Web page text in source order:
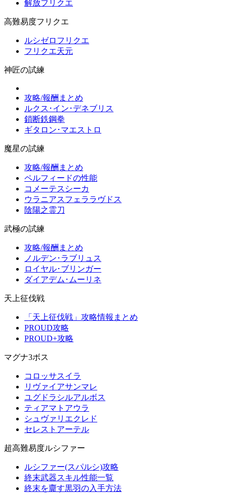
解放フリクエ
高難易度フリクエ
ルシゼロフリクエ
フリクエ天元
神匠の試練
攻略/報酬まとめ
ルクス･イン･デネブリス
鎖断鉄鋼拳
ギタロン･マエストロ
魔星の試練
攻略/報酬まとめ
ペルフィードの性能
コメーテスシーカ
ウラニアスフェララヴドス
陰陽之霊刀
武極の試練
攻略/報酬まとめ
ノルデン･ラブリュス
ロイヤル･ブリンガー
ダイアデム･ムーリネ
天上征伐戦
「天上征伐戦」攻略情報まとめ
PROUD攻略
PROUD+攻略
マグナ3ボス
コロッサスイラ
リヴァイアサンマレ
ユグドラシルアルボス
ティアマトアウラ
シュヴァリエクレド
セレストアーテル
超高難易度ルシファー
ルシファー(スパルシ)攻略
終末武器スキル性能一覧
終末を齎す黒羽の入手方法